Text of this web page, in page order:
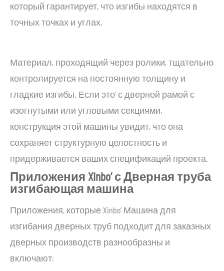
который гарантирует, что изгибы находятся в
точных точках и углах.
Материал, проходящий через ролики, тщательно
контролируется на постоянную толщину и
гладкие изгибы. Если это’ с дверной рамой с
изогнутыми или угловыми секциями,
конструкция этой машины увидит, что она
сохраняет структурную целостность и
придерживается ваших спецификаций проекта.
Приложения Xinbo’ с Дверная труба
изгибающая машина
Приложения, которые Xinbo’ Машина для
изгибания дверных труб подходит для заказных
дверных производств разнообразны и
включают: